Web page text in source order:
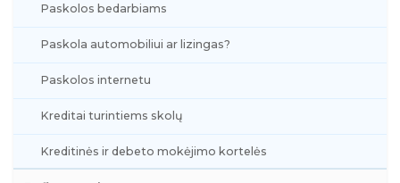
Paskolos bedarbiams
Paskola automobiliui ar lizingas?
Paskolos internetu
Kreditai turintiems skolų
Kreditinės ir debeto mokėjimo kortelės